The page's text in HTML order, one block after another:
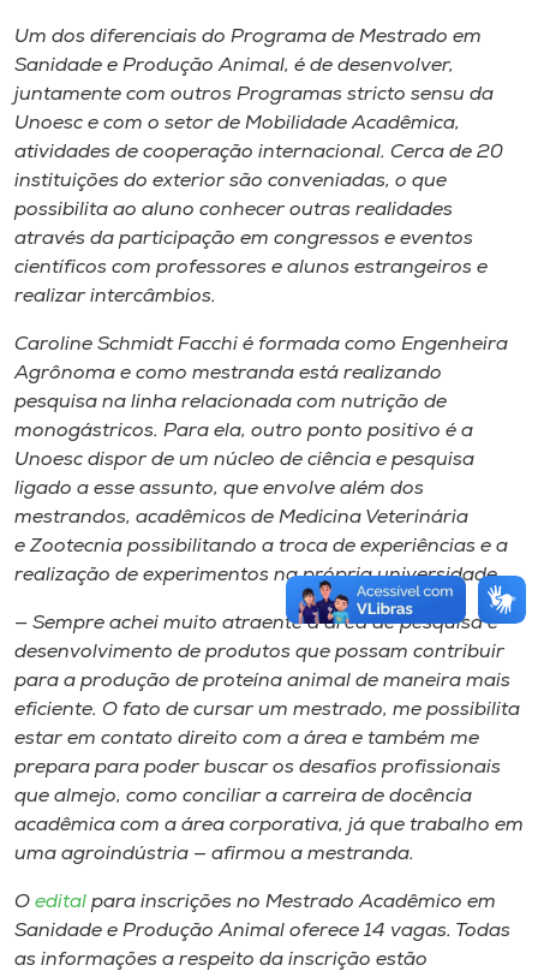
Um dos diferenciais do Programa de Mestrado em
Sanidade e Produção Animal, é de desenvolver,
juntamente com outros Programas stricto sensu da
Unoesc e com o setor de Mobilidade Acadêmica,
atividades de cooperação internacional. Cerca de 20
instituições do exterior são conveniadas, o que
possibilita ao aluno conhecer outras realidades
através da participação em congressos e eventos
científicos com professores e alunos estrangeiros e
realizar intercâmbios.
Caroline Schmidt Facchi é formada como Engenheira
Agrônoma e como mestranda está realizando
pesquisa na linha relacionada com nutrição de
monogástricos. Para ela, outro ponto positivo é a
Unoesc dispor de um núcleo de ciência e pesquisa
ligado a esse assunto, que envolve além dos
mestrandos, acadêmicos de Medicina Veterinária
e Zootecnia possibilitando a troca de experiências e a
realização de experimentos na própria universidade.
— Sempre achei muito atraente a área de pesquisa e
desenvolvimento de produtos que possam contribuir
para a produção de proteína animal de maneira mais
eficiente. O fato de cursar um mestrado, me possibilita
estar em contato direito com a área e também me
prepara para poder buscar os desafios profissionais
que almejo, como conciliar a carreira de docência
acadêmica com a área corporativa, já que trabalho em
uma agroindústria — afirmou a mestranda.
O edital para inscrições no Mestrado Acadêmico em
Sanidade e Produção Animal oferece 14 vagas. Todas
as informações a respeito da inscrição estão